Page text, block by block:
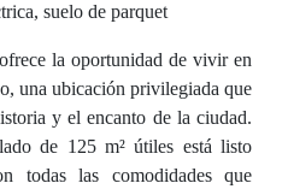
suelo de parquet
la oportunidad de vivir en
una ubicación privilegiada que
y el encanto de la ciudad.
de 125 m² útiles está listo
todas las comodidades que